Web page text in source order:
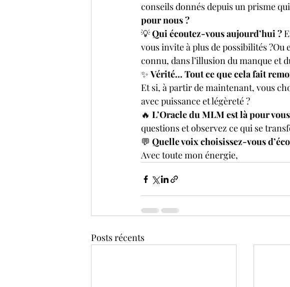
conseils donnés depuis un prisme
pour nous ?
💡 Qui écoutez-vous aujourd’hui ?
vous invite à plus de possibilités
connu, dans l’illusion du manque et
✨ Vérité… Tout ce que cela fait
Et si, à partir de maintenant, vous
avec puissance et légèreté ?
🔥 L’Oracle du MLM est là pour
questions et observez ce qui se
💬 Quelle voix choisissez-vous
Avec toute mon énergie,
Posts récents